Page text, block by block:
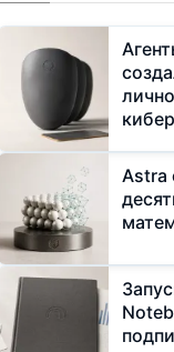
Astra